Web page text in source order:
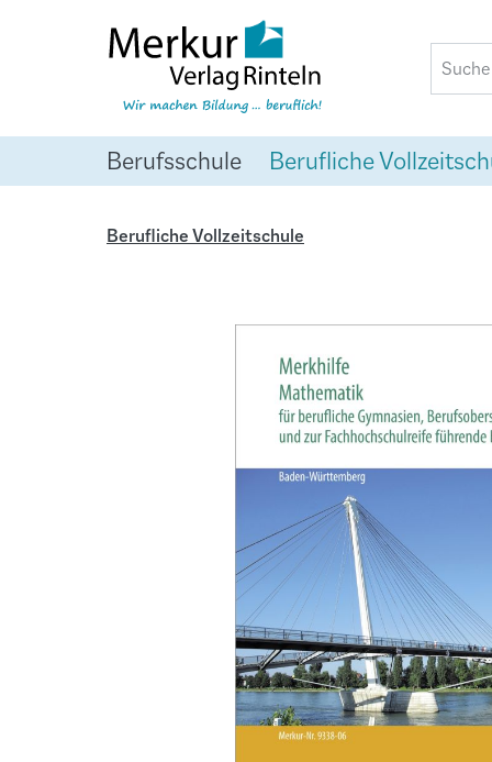
Zur Hauptnavigation springen
Berufsschule Berufliche
Berufliche Vollzeitschule
Bildergalerie überspringen